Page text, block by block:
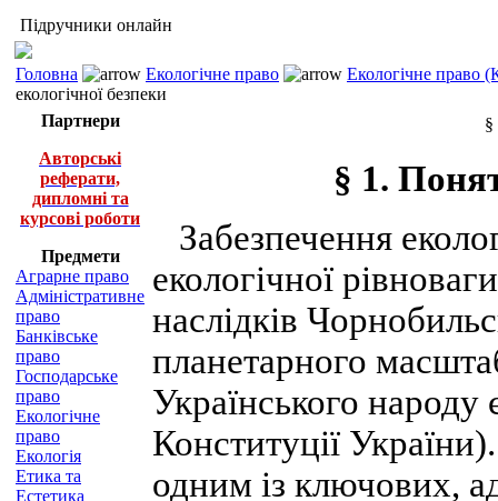
Підручники онлайн
Головна Екологічне право
Екологічне право
екологічної безпеки
Партнери
Авторські
реферати,
дипломні та
курсові роботи
Предмети
Аграрне право
Адміністративне
право
Банківське
право
Господарське
право
Екологічне
право
Екологія
Етика та
Естетика
§
§ 1.
Забезпечення
екологічної
наслідків
планетарного
Українського народу
Конституції
одним із ключових,